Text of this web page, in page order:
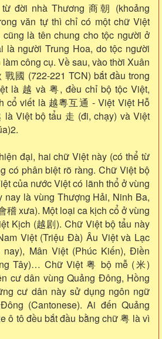
đời nhà Thương 商朝 (khoảng
văn tự thì chỉ có một chữ Việt
là tên chung cho tộc người ở
là người Trung Hoa, do tộc người
công cụ. Về sau, vào thời Xuân
國 (722-221 TCN) bắt đầu trong
là 越 và 粤, đều chỉ bộ tộc Việt,
cổ viết là 越粵互通 - Việt Việt Hỗ
là Việt bộ tẩu 走 (đi, chạy) và Việt
đại, hai chữ Việt này (có thể từ
có phân biệt rõ ràng. Chữ Việt bộ
của nước Việt có lãnh thổ ở vùng
nay là vùng Thượng Hải, Ninh Ba,
稽 xưa). Một loại ca kịch cổ ở vùng
Kịch (越剧). Chữ Việt bộ tẩu này
Việt (Triệu Đà) Âu Việt và Lạc
Mân Việt (Phúc Kiến), Điền
Tây)… Chữ Việt 粤 bộ mễ (米)
cư dân vùng Quảng Đông, Hồng
cư dân này sử dụng ngôn ngữ
(Cantonese). Ai đến Quảng
ô tô đều bắt đầu bằng chữ 粤 là vì